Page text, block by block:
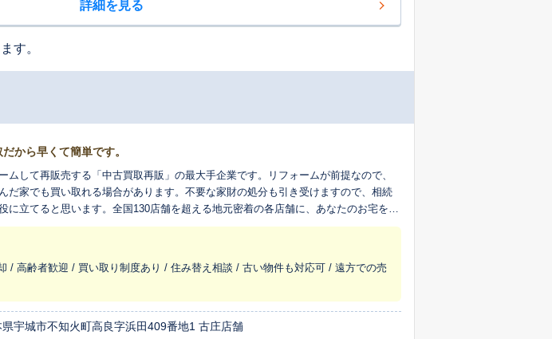
詳細を見る
す。
から早くて簡単です。
ムして再販売する「中古買取再販」の最大手企業です。リフォームが前提なので、
だ家でも買い取れる場合があります。不要な家財の処分も引き受けますので、相続
に立てると思います。全国130店舗を超える地元密着の各店舗に、あなたのお宅を生
をさせてください。
/ 高齢者歓迎 / 買い取り制度あり / 住み替え相談 / 古い物件も対応可 / 遠方での売
県宇城市不知火町高良字浜田409番地1 古庄店舗